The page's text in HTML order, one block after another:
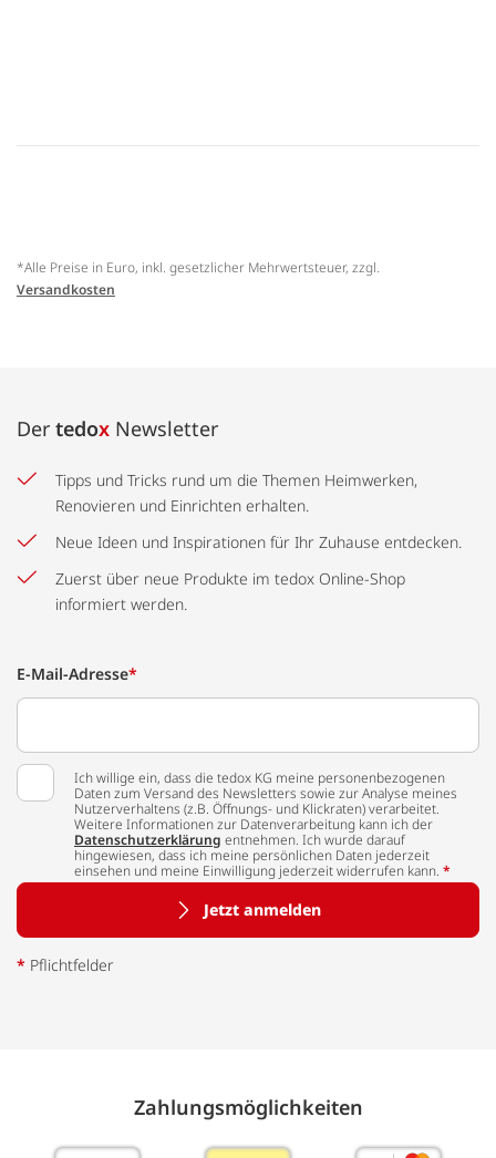
*Alle Preise in Euro, inkl. gesetzlicher Mehrwertsteuer, zzgl.
Versandkosten
Der tedox Newsletter
Tipps und Tricks rund um die Themen Heimwerken,
Renovieren und Einrichten erhalten.
Neue Ideen und Inspirationen für Ihr Zuhause entdecken.
Zuerst über neue Produkte im tedox Online-Shop
informiert werden.
E-Mail-Adresse*
Ich willige ein, dass die tedox KG meine personenbezogenen
Daten zum Versand des Newsletters sowie zur Analyse meines
Nutzerverhaltens (z.B. Öffnungs- und Klickraten) verarbeitet.
Weitere Informationen zur Datenverarbeitung kann ich der
Datenschutzerklärung entnehmen. Ich wurde darauf
hingewiesen, dass ich meine persönlichen Daten jederzeit
einsehen und meine Einwilligung jederzeit widerrufen kann. *
Jetzt anmelden
* Pflichtfelder
Zahlungs­möglich­keiten